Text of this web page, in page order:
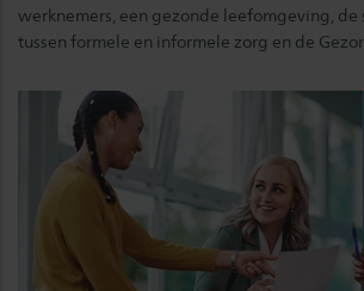
werknemers, een gezonde leefomgeving, de
tussen formele en informele zorg en de